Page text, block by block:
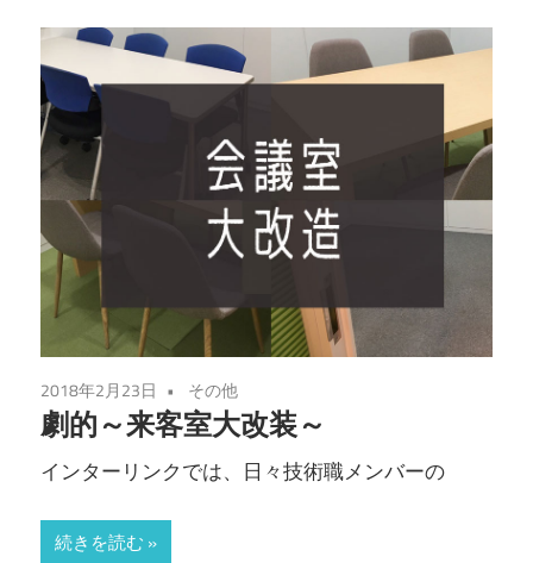
2018年2月23日 その他
劇的～来客室大改装～
インターリンクでは、日々技術職メンバーの
続きを読む